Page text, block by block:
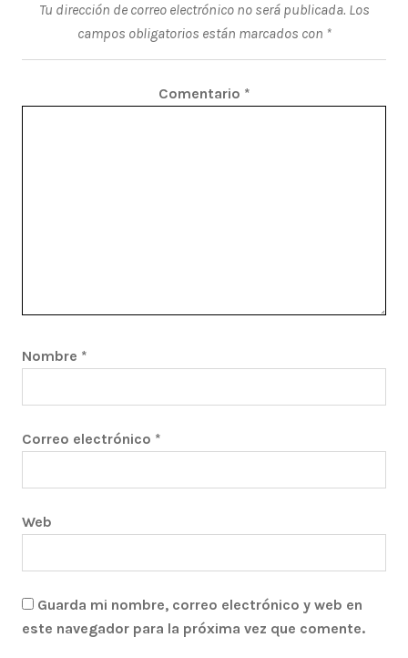
Tu dirección de correo electrónico no será publicada. Los
campos obligatorios están marcados con *
Comentario *
Nombre *
Correo electrónico *
Web
Guarda mi nombre, correo electrónico y web en
este navegador para la próxima vez que comente.